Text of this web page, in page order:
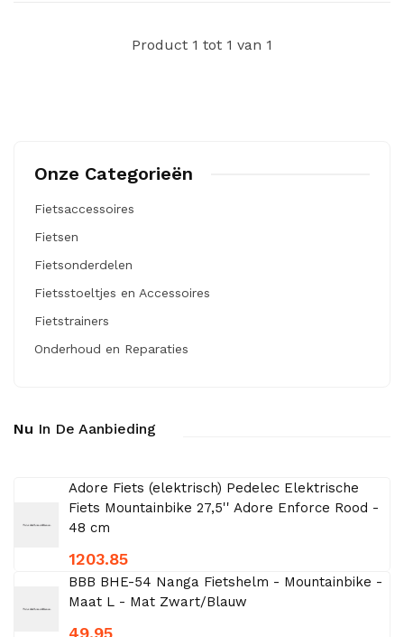
Product 1 tot 1 van 1
Onze Categorieën
Fietsaccessoires
Fietsen
Fietsonderdelen
Fietsstoeltjes en Accessoires
Fietstrainers
Onderhoud en Reparaties
Nu In De Aanbieding
Adore Fiets (elektrisch) Pedelec Elektrische
Fiets Mountainbike 27,5'' Adore Enforce Rood -
48 cm
1203.85
BBB BHE-54 Nanga Fietshelm - Mountainbike -
Maat L - Mat Zwart/Blauw
49.95